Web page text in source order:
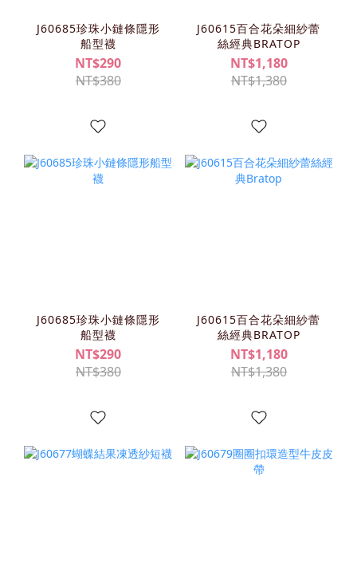
J60685珍珠小鏈條隱形
船型襪
NT$290
NT$380
J60615百合花朵細紗蕾
絲經典BRATOP
NT$1,180
NT$1,380
J60685珍珠小鏈條隱形
船型襪
NT$290
NT$380
J60615百合花朵細紗蕾
絲經典BRATOP
NT$1,180
NT$1,380